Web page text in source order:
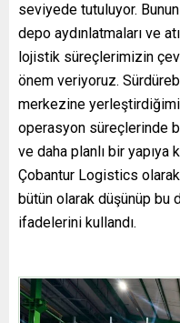
seviyede tutuluyor.
depo aydınlatmaları ve
lojistik süreçlerimizin
önem veriyoruz.
merkezine
operasyon süreçlerinde
ve daha planlı bir yapıya
Çobantur Logistics
bütün olarak düşünüp bu
ifadelerini kullandı.